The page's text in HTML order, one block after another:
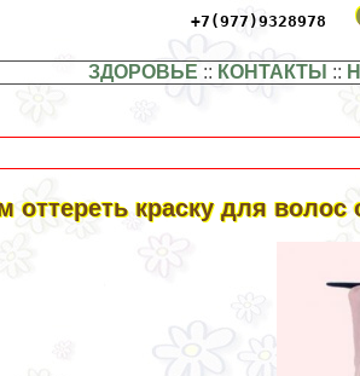
+7(977)9328978
ЗДОРОВЬЕ :: КОНТАКТЫ ::
оттереть краску для